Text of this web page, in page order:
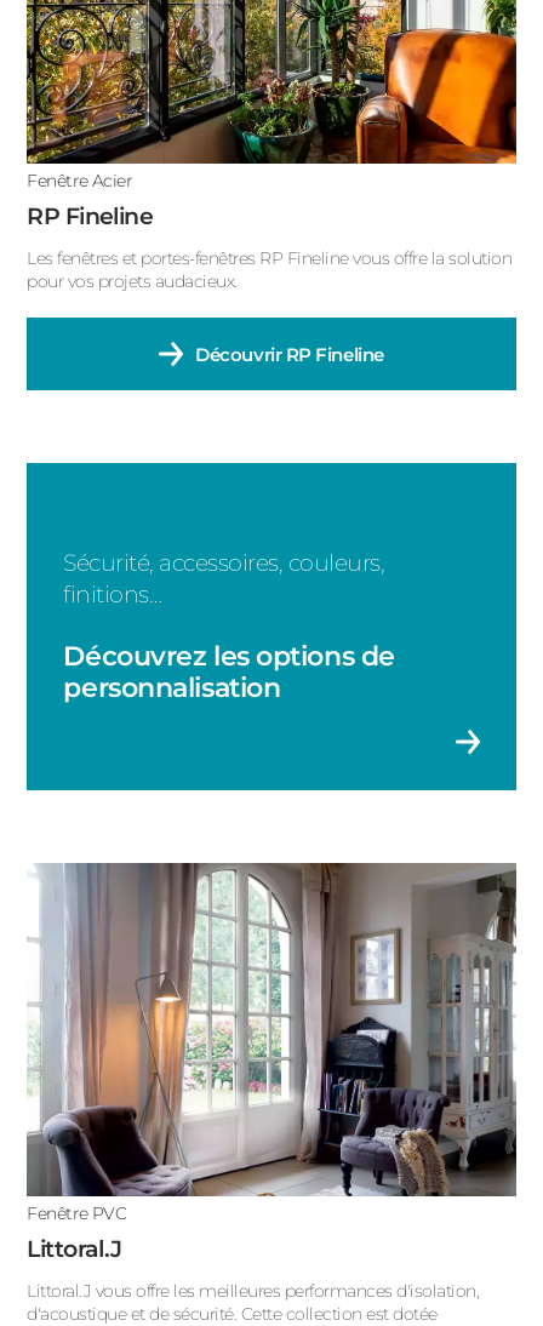
Porte fenêtre avec soubassement
Porte fenêtre accordéon
Porte fenêtre à galandage
Porte fenêtre 4 vantaux
Fenêtre oscillo-battant
Fenêtre fixe
Fenêtre coulissante
Fenêtre à soufflet
Portes-fenêtres 3 vantaux
Fenêtre Acier
RP Fineline
Les fenêtres et portes-fenêtres RP Fineline vous offre la solution
pour vos projets audacieux.
Découvrir RP Fineline
Sécurité, accessoires, couleurs,
finitions…
Découvrez les options de
personnalisation
Fenêtre PVC
Littoral.J
Littoral.J vous offre les meilleures performances d'isolation,
d'acoustique et de sécurité. Cette collection est dotée
ACIER